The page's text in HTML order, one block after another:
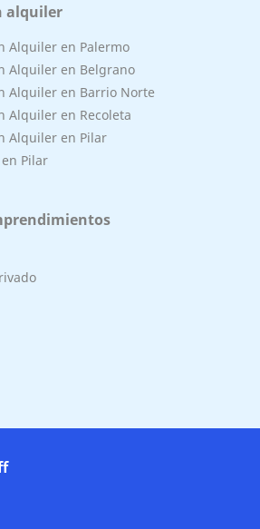
alquiler
Alquiler en Palermo
Alquiler en Belgrano
Alquiler en Barrio Norte
Alquiler en Recoleta
Alquiler en Pilar
Pilar